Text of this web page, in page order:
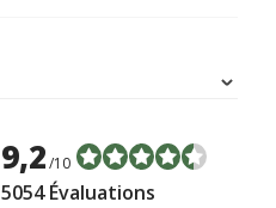
9,2/10
5054 Évaluations